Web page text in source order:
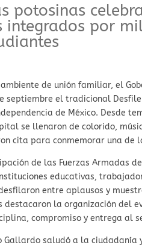
potosinas
integrados por
ambiente de unión familiar, el
septiembre el tradicional
de México. Desde
se llenaron de colorido,
cita para conmemorar una de
de las Fuerzas Armadas
educativas,
entre aplausos y
destacaron la organización del
compromiso y entrega al
Gallardo saludó a la